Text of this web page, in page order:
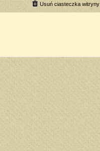
Usuń ciasteczka witryny